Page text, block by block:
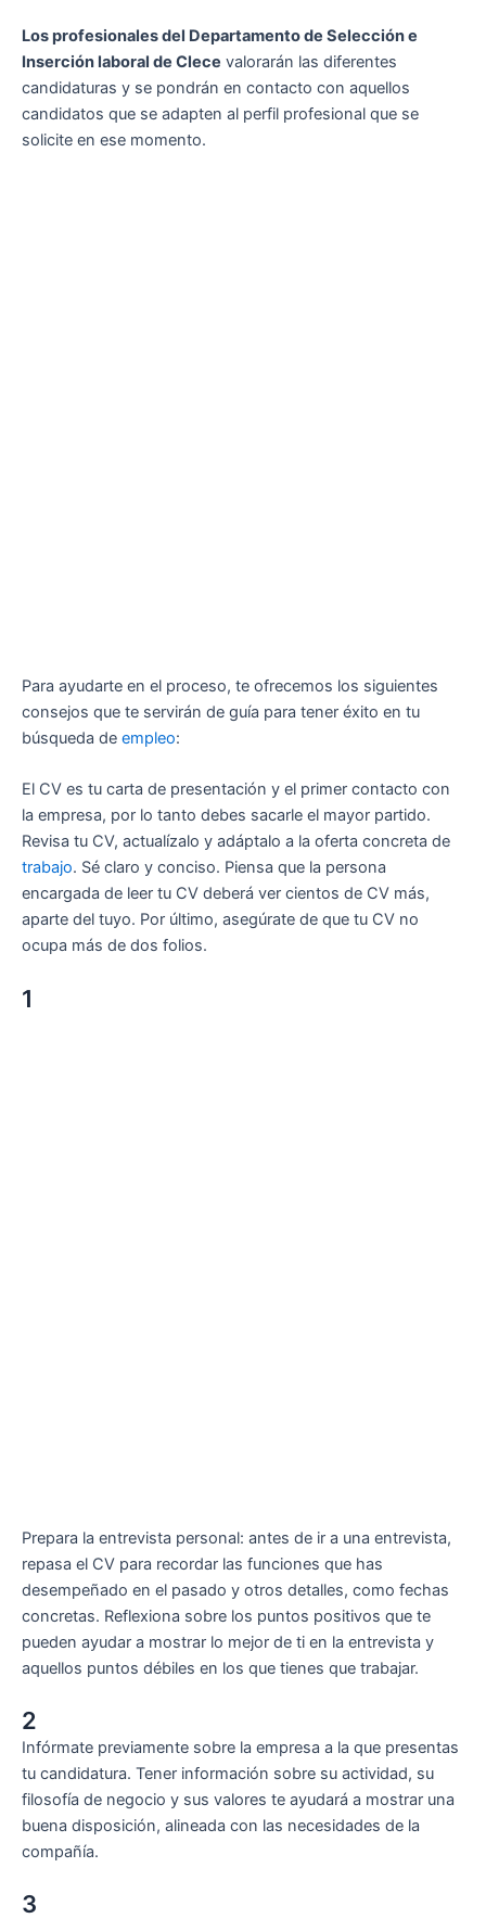
Los profesionales del Departamento de Selección e
Inserción laboral de Clece valorarán las diferentes
candidaturas y se pondrán en contacto con aquellos
candidatos que se adapten al perfil profesional que se
solicite en ese momento.
Para ayudarte en el proceso, te ofrecemos los siguientes
consejos que te servirán de guía para tener éxito en tu
búsqueda de empleo:
El CV es tu carta de presentación y el primer contacto con
la empresa, por lo tanto debes sacarle el mayor partido.
Revisa tu CV, actualízalo y adáptalo a la oferta concreta de
trabajo. Sé claro y conciso. Piensa que la persona
encargada de leer tu CV deberá ver cientos de CV más,
aparte del tuyo. Por último, asegúrate de que tu CV no
ocupa más de dos folios.
1
Prepara la entrevista personal: antes de ir a una entrevista,
repasa el CV para recordar las funciones que has
desempeñado en el pasado y otros detalles, como fechas
concretas. Reflexiona sobre los puntos positivos que te
pueden ayudar a mostrar lo mejor de ti en la entrevista y
aquellos puntos débiles en los que tienes que trabajar.
2
Infórmate previamente sobre la empresa a la que presentas
tu candidatura. Tener información sobre su actividad, su
filosofía de negocio y sus valores te ayudará a mostrar una
buena disposición, alineada con las necesidades de la
compañía.
3